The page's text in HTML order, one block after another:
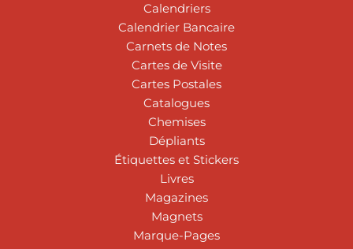
Calendriers
Calendrier Bancaire
Carnets de Notes
Cartes de Visite
Cartes Postales
Catalogues
Chemises
Dépliants
Étiquettes et Stickers
Livres
Magazines
Magnets
Marque-Pages